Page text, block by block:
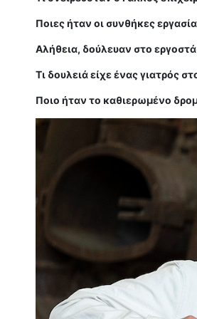
Ποιες ήταν οι συνθήκες
Αλήθεια, δούλευαν στο
Τι δουλειά είχε ένας γιατρός
Ποιο ήταν το καθιερωμένο